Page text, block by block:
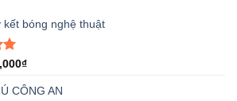
kết bóng nghệ thuật
₫Giá
tại
CÔNG AN